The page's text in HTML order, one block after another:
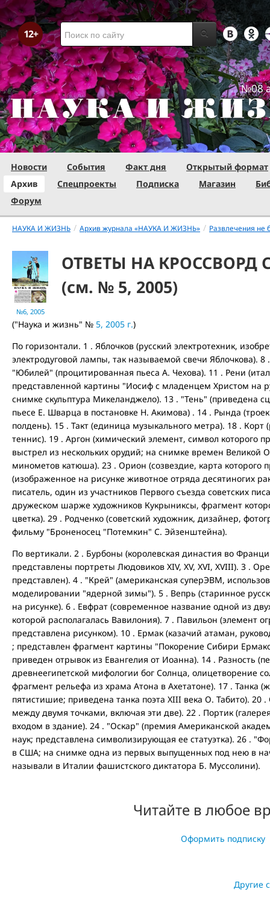
№08
Новости События Факт дня
Открытый формат
Архив
Спецпроекты Подписка Магазин
Форум
НАУКА И ЖИЗНЬ / Архив журнала «НАУКА И ЖИЗНЬ» / Развлечения не
№6, 2005
ОТВЕТЫ НА КРОССВОРД
(см. № 5, 2005)
("Наука и жизнь" № 5, 2005 г.)
По горизонтали. 1 . Яблочков (русский электротехник,
электродуговой лампы, так называемой свечи Яблочкова). 8
"Юбилей" (процитированная пьеса А. Чехова). 11 . Рени
представленной картины "Иосиф с младенцем Христом на
снимке скульптура Микеланджело). 13 . "Тень" (приведена
пьесе Е. Шварца в постановке Н. Акимова) . 14 . Рында
полдень). 15 . Такт (единица музыкального метра). 18 .
теннис). 19 . Аргон (химический элемент, символ которого
выстрел из нескольких орудий; на снимке времен Великой
минометов катюша). 23 . Орион (созвездие, карта которого
(изображенное на рисунке животное отряда десятиногих
писатель, один из участников Первого съезда советских
дружеском шарже художников Кукрыниксы, фрагмент
цветка). 29 . Родченко (советский художник, дизайнер,
фильму "Броненосец "Потемкин" С. Эйзенштейна).
По вертикали. 2 . Бурбоны (королевская династия во
представлены портреты Людовиков XIV, XV, XVI, XVIII). 3 .
представлен). 4 . "Крей" (американская суперЭВМ,
моделировании "ядерной зимы"). 5 . Вепрь (старинное
на рисунке). 6 . Евфрат (современное название одной из
которой располагалась Вавилония). 7 . Павильон (элемент
представлена рисунком). 10 . Ермак (казачий атаман,
; представлен фрагмент картины "Покорение Сибири
приведен отрывок из Евангелия от Иоанна). 14 . Разность
древнеегипетской мифологии бог Солнца, олицетворение
фрагмент рельефа из храма Атона в Ахетатоне). 17 . Танка
пятистишие; приведена танка поэта XIII века О. Табито). 20
между двумя точками, включая эти две). 22 . Портик
входом в здание). 24 . "Оскар" (премия Американской
наук; представлена символизирующая ее статуэтка). 26 .
в США; на снимке одна из первых выпущенных под нею в
называли в Италии фашистского диктатора Б. Муссолини).
Читайте в любое
Оформить подписку
Другие